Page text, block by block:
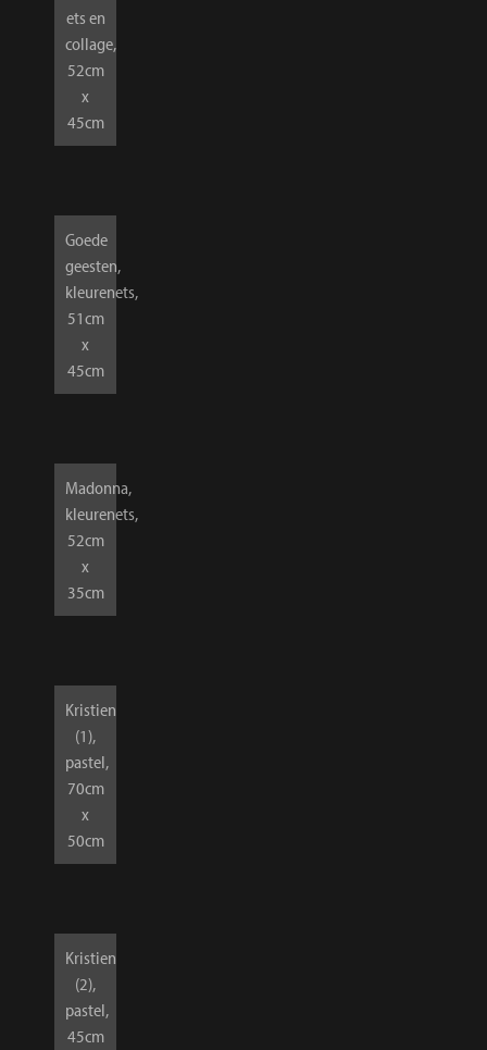
ets en
collage,
52cm
x
45cm
Goede
geesten,
kleurenets,
51cm
x
45cm
Madonna,
kleurenets,
52cm
x
35cm
Kristien
(1),
pastel,
70cm
x
50cm
Kristien
(2),
pastel,
45cm